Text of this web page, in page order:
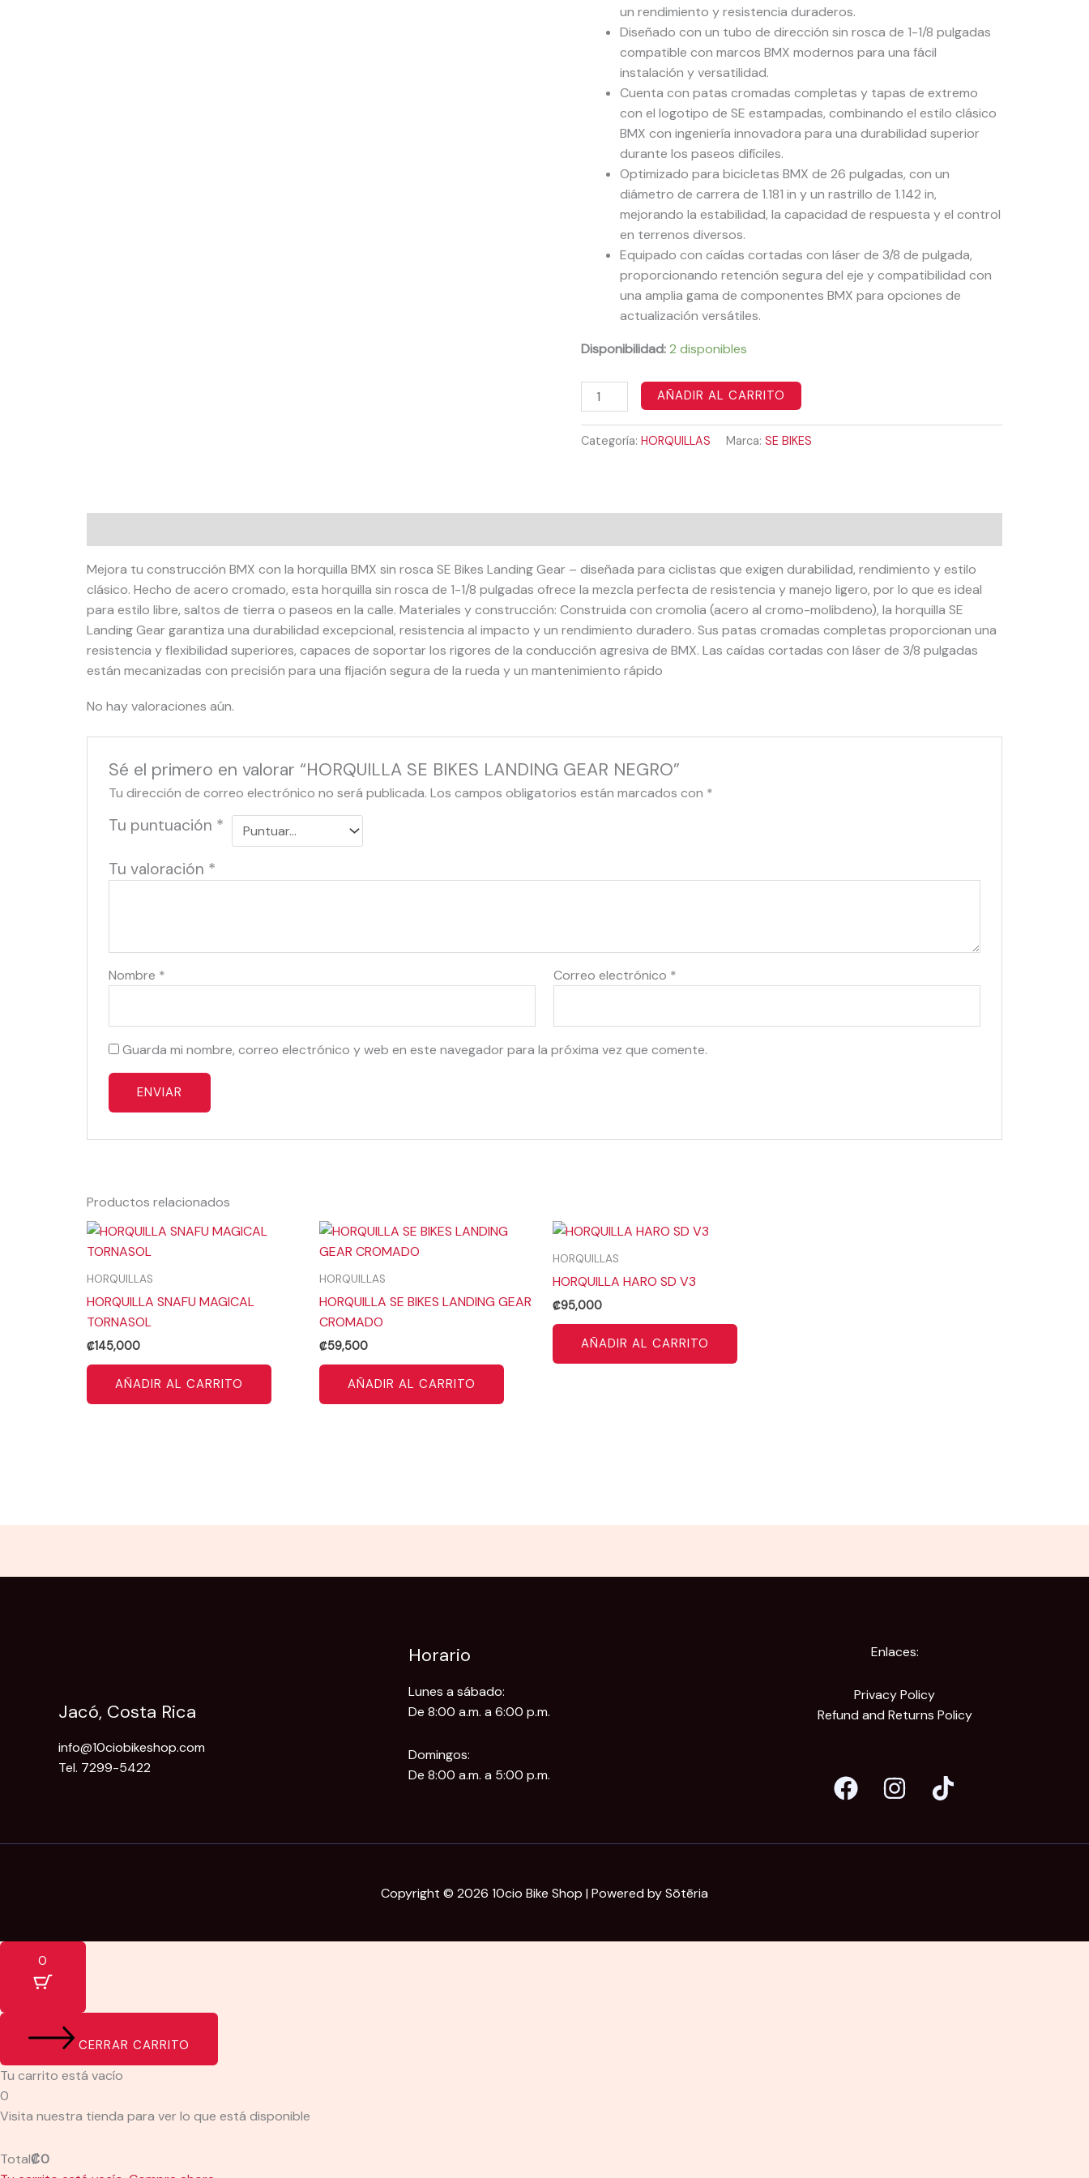
un rendimiento y resistencia duraderos.
Diseñado con un tubo de dirección sin rosca de 1-1/8 pulgadas
compatible con marcos BMX modernos para una fácil
instalación y versatilidad.
Cuenta con patas cromadas completas y tapas de extremo
con el logotipo de SE estampadas, combinando el estilo clásico
BMX con ingeniería innovadora para una durabilidad superior
durante los paseos difíciles.
Optimizado para bicicletas BMX de 26 pulgadas, con un
diámetro de carrera de 1.181 in y un rastrillo de 1.142 in,
mejorando la estabilidad, la capacidad de respuesta y el control
en terrenos diversos.
Equipado con caídas cortadas con láser de 3/8 de pulgada,
proporcionando retención segura del eje y compatibilidad con
una amplia gama de componentes BMX para opciones de
actualización versátiles.
Disponibilidad: 2 disponibles
AÑADIR AL CARRITO
Categoría:HORQUILLAS Marca:SE BIKES
Mejora tu construcción BMX con la horquilla BMX sin rosca SE Bikes Landing Gear – diseñada para ciclistas que exigen durabilidad, rendimiento y estilo
clásico. Hecho de acero cromado, esta horquilla sin rosca de 1-1/8 pulgadas ofrece la mezcla perfecta de resistencia y manejo ligero, por lo que es ideal
para estilo libre, saltos de tierra o paseos en la calle. Materiales y construcción: Construida con cromolia (acero al cromo-molibdeno), la horquilla SE
Landing Gear garantiza una durabilidad excepcional, resistencia al impacto y un rendimiento duradero. Sus patas cromadas completas proporcionan una
resistencia y flexibilidad superiores, capaces de soportar los rigores de la conducción agresiva de BMX. Las caídas cortadas con láser de 3/8 pulgadas
están mecanizadas con precisión para una fijación segura de la rueda y un mantenimiento rápido
No hay valoraciones aún.
Sé el primero en valorar “HORQUILLA SE BIKES LANDING GEAR NEGRO”
Tu dirección de correo electrónico no será publicada. Los campos obligatorios están marcados con *
Tu puntuación *
Tu valoración *
Nombre * Correo electrónico *
Guarda mi nombre, correo electrónico y web en este navegador para la próxima vez que comente.
Productos relacionados
HORQUILLAS
HORQUILLA SNAFU MAGICAL
TORNASOL
₡145,000
AÑADIR AL CARRITO
HORQUILLAS
HORQUILLA SE BIKES LANDING GEAR
CROMADO
₡59,500
AÑADIR AL CARRITO
HORQUILLAS
HORQUILLA HARO SD V3
₡95,000
AÑADIR AL CARRITO
Jacó, Costa Rica
info@10ciobikeshop.com
Tel. 7299-5422
Horario
Lunes a sábado:
De 8:00 a.m. a 6:00 p.m.
Domingos:
De 8:00 a.m. a 5:00 p.m.
Enlaces:
Privacy Policy
Refund and Returns Policy
Copyright © 2026 10cio Bike Shop | Powered by Sōtēria
0
CERRAR CARRITO
Tu carrito está vacío
0
Visita nuestra tienda para ver lo que está disponible
Total₡0